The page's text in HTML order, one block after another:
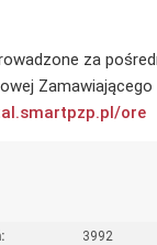
za
Zamawiającego
pl/ore
3992